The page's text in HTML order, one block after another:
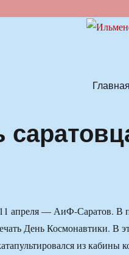
Главная
апреля — АиФ-Саратов. В
День Космонавтики. В
из кабины